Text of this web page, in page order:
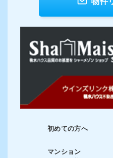
初めての方へ
マンション